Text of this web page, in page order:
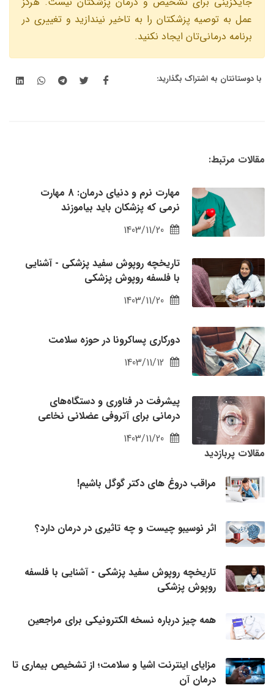
عمل به توصيه پزشكتان را به تاخير نيندازيد و تغييرى در
برنامه درمانی‌تان ايجاد نكنيد.
با دوستانتان به اشتراک بگذارید:
مقالات مرتبط:
مهارت‌ نرم و دنیای‌ درمان: 8 مهارت
نرمی که پزشکان باید بیاموزند
1403/11/20
تاریخچه روپوش سفید پزشکی - آشنایی
با فلسفه روپوش پزشکی
1403/11/20
دورکاری پساکرونا در حوزه سلامت
پیشرفت در فناوری و دستگاه‌های
درمانی برای آتروفی عضلانی نخاعی
1403/11/20
مقالات پربازدید
مراقب دروغ های دکتر گوگل باشیم!
اثر نوسیبو چیست و چه تاثیری در درمان دارد؟
تاریخچه روپوش سفید پزشکی - آشنایی با فلسفه
روپوش پزشکی
همه چیز درباره نسخه الکترونیکی برای مراجعین
مزایای اینترنت اشیا و سلامت؛ از تشخیص بیماری تا
درمان آن